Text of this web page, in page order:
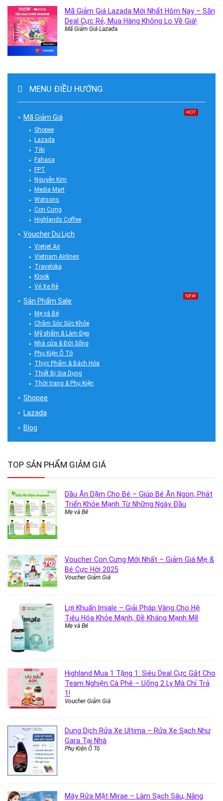
Mã Giảm Giá Lazada Mới Nhất Hôm Nay – Săn
Deal Cực Rẻ, Mua Hàng Không Lo Về Giá!
Mã Giảm Giá Lazada
MENU ĐIỀU HƯỚNG
Mã Giảm Giá
HOT
Shopee
Lazada
Tiki
Fahasa
FPT
Nguyễn Kim
Media Mart
Watsons
Con Cưng
Highlands Coffee
Voucher Du Lịch
Vietjet Air
Vietnam Airlines
Traveloka
Klook
Vé Xe Rẻ
Sản Phẩm Sale
NEW
Mẹ và Bé
Chăm Sóc Sức Khỏe
Mỹ phẩm & Làm Đẹp
Nhà cửa & Đời Sống
Phụ Kiện Ô Tô
Thực Phẩm & Bách Hóa
Thiết Bị Gia Dụng
Thời trang & Phụ Kiện
Shopee
Lazada
Blog
TOP SẢN PHẨM GIẢM GIÁ
Dầu Ăn Dặm Cho Bé – Giúp Bé Ăn Ngon, Phát
Triển Khỏe Mạnh Từ Những Ngày Đầu
Mẹ và Bé
Voucher Con Cưng Mới Nhất – Giảm Giá Mẹ &
Bé Cực Hời 2025
Voucher Giảm Giá
Lợi Khuẩn Imiale – Giải Pháp Vàng Cho Hệ
Tiêu Hóa Khỏe Mạnh, Đề Kháng Mạnh Mẽ
Mẹ và Bé
Highland Mua 1 Tặng 1: Siêu Deal Cực Gắt Cho
Team Nghiện Cà Phê – Uống 2 Ly Mà Chỉ Trả
1!
Voucher Giảm Giá
Dung Dịch Rửa Xe Ultima – Rửa Xe Sạch Như
Gara Tại Nhà
Phụ Kiện Ô Tô
Máy Rửa Mặt Mirae – Làm Sạch Sâu, Nâng